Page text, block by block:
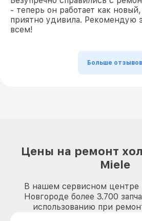
- теперь он работает как
приятно удивила. Рекомендую
всем!
Больше отзывов
Цены на ремонт
Miele
В нашем сервисном
Новгороде более 3.700
использованию при